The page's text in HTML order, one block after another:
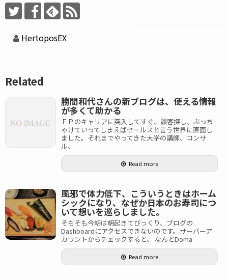
HertoposEX
Related
勝間和代さんの新ブログは、使える情報
が多くて助かる
ＦＰのキャリアに突入してすぐ、顧客探し、ぶっち
ゃけていってしまえばセールスと言う世界に直面し
ました。それまでやってきた大学の講師、コンサ
ル、
Read more
風邪で体力低下、こういうときはホーム
シックになり、なぜか日本のお寿司につ
いて想いを巡らしました。
そもそも今朝は朝起きてびっくり、ブログの
Dashboardにアクセスできないのです。サーバーア
カウントからチェックすると、 なんとDoma
Read more